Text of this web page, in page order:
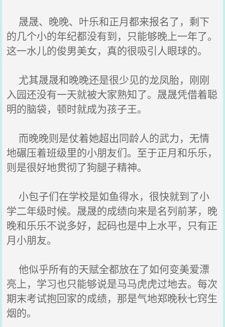
晟晟、晚晚、叶乐和正月都来报名了，剩下
的几个小的年纪都没有到，只能够晚上一年了。
这一水儿的俊男美女，真的很吸引人眼球的。
尤其晟晟和晚晚还是很少见的龙凤胎，刚刚
入园还没有一天就被大家熟知了。晟晟凭借着聪
明的脑袋，顿时就成为孩子王。
而晚晚则是仗着她超出同龄人的武力，无情
地碾压着班级里的小朋友们。至于正月和乐乐，
则是很好地贯彻了狗腿子精神。
小包子们在学校是如鱼得水，很快就到了小
学二年级时候。晟晟的成绩向来是名列前茅，晚
晚和乐乐不说多好，起码也是中上水平，只有正
月小朋友。
他似乎所有的天赋全都放在了如何变美爱漂
亮上，学习也只能够说是马马虎虎过地去。每次
期末考试抱回家的成绩，那是气地郑晚秋七窍生
烟的。